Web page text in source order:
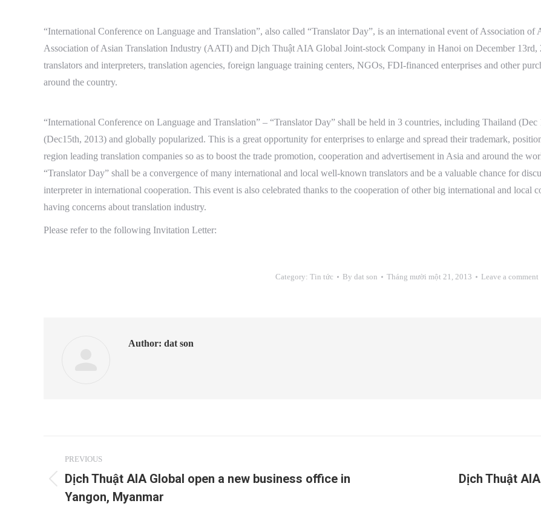
“International Conference on Language and Translation”, also called “Translator Day”, is an international event of Association
Association of Asian Translation Industry (AATI) and Dịch Thuật AIA Global Joint-stock Company in Hanoi on December
translators and interpreters, translation agencies, foreign language training centers, NGOs, FDI-financed enterprises and other
around the country.
“International Conference on Language and Translation” – “Translator Day” shall be held in 3 countries, including Thailand
(Dec15th, 2013) and globally popularized. This is a great opportunity for enterprises to enlarge and spread their trademark,
region leading translation companies so as to boost the trade promotion, cooperation and advertisement in Asia and around the
“Translator Day” shall be a convergence of many international and local well-known translators and be a valuable chance for
interpreter in international cooperation. This event is also celebrated thanks to the cooperation of other big international and local
having concerns about translation industry.
Please refer to the following Invitation Letter:
Category: Tin tức By dat son Tháng mười một 21, 2013 Leave a comment
Author: dat son
navigation
PREVIOUS
Previous
post:
Dịch Thuật AIA Global open a new business office in
Yangon, Myanmar
Dịch Thuật